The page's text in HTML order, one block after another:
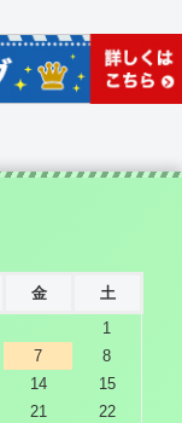
金
土
1
7
8
14
15
21
22